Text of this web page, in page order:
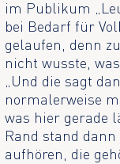
im Publikum
bei Bedarf für
gelaufen, denn
nicht wusste,
„Und die sagt
normalerweise
was hier gerade
Rand stand
aufhören, die